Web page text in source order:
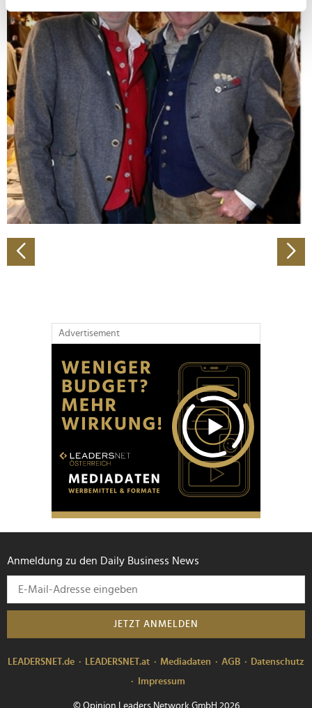
bestimmten Merkmalen (Fingerprinting) identifizieren
Erfahren Sie mehr darüber, wie Ihre persönlichen Daten
verarbeitet werden, und legen Sie Ihre Präferenzen im
Abschnitt Einzelheitenfest.
Wir verwenden Cookies, um Inhalte und Anzeigen zu
personalisieren, Funktionen für soziale Medien anbieten
zu können und die Zugriffe auf unsere Website zu
analysieren. Außerdem geben wir Informationen zu Ihrer
Verwendung unserer Website an unsere Partner für
soziale Medien, Werbung und Analysen weiter. Unsere
Partner führen diese Informationen möglicherweise mit
haben oder die sie im Rahmen Ihrer Nutzung der Dienste
gesammelt haben.
Advertisement
Anmeldung zu den Daily Business News
JETZT ANMELDEN
LEADERSNET.de LEADERSNET.at Mediadaten AGB
Datenschutz
Impressum